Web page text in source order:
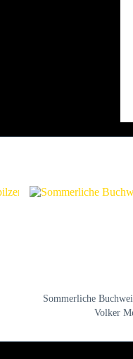
Sommerliche
Volker